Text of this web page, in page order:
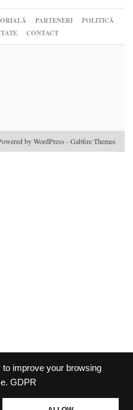
improve your browsing
GDPR
PARTENERI
POLITICĂ
CONTACT
by WordPress -Gabfire Themes